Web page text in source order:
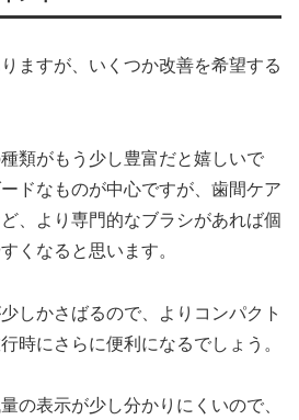
ますが、いくつか改善を希望する
類がもう少し豊富だと嬉しいで
ドなものが中心ですが、歯間ケア
、より専門的なブラシがあれば個
くなると思います。
しかさばるので、よりコンパクト
時にさらに便利になるでしょう。
の表示が少し分かりにくいので、